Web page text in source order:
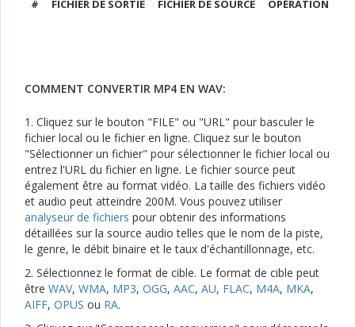
# FICHIER DE SORTIE FICHIER DE SOURCE OPÉRATION
COMMENT CONVERTIR MP4 EN WAV:
1. Cliquez sur le bouton "FILE" ou "URL" pour basculer le
fichier local ou le fichier en ligne. Cliquez sur le bouton
"Sélectionner un fichier" pour sélectionner le fichier local ou
entrez l'URL du fichier en ligne. Le fichier source peut
également être au format vidéo. La taille des fichiers vidéo
et audio peut atteindre 200M. Vous pouvez utiliser
analyseur de fichiers pour obtenir des informations
détaillées sur la source audio telles que le nom de la piste,
le genre, le débit binaire et le taux d'échantillonnage, etc.
2. Sélectionnez le format de cible. Le format de cible peut
être WAV, WMA, MP3, OGG, AAC, AU, FLAC, M4A, MKA,
AIFF, OPUS ou RA.